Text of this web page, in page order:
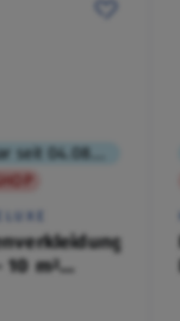
10 m²